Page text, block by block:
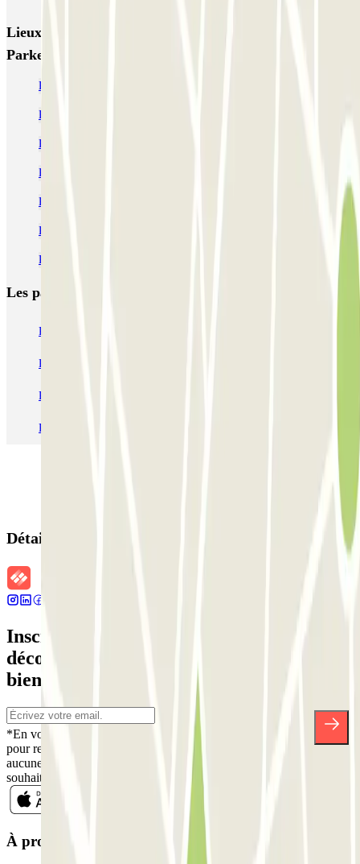
Lieux et événements intéressants à proximité Parkbee
Parkeergarage Nieuw West
Parking Sloterdijk pas cher
Parking Amsterdam Vondelpark pas cher
Parking Musée Van Gogh pas cher
Parking Amsterdam Zuid pas cher
Parking aéroport Amsterdam-Schiphol (AMS) pas cher
Parking Maison Anne Frank
Parking Westerpark (Amsterdam) pas cher
Les parkings les
Parking Paris
Parking Charles de Gaulle - Roissy Aeroport
Parking Aéroport Roland Garros La Réunion P4 Longue Durée
Parking Aéroport Barcelone
Détails de la réservation
Inscrivez-vous à notre newsletter et
découvrez des réductions, des concours et
bien d'autres surprises.
*En vous inscrivant, vous acceptez notre politique de confidentialité
pour recevoir des communications commerciales de Parclick. Sans
aucune obligation, vous pouvez vous désinscrire quand vous le
souhaitez dans la même newsletter.
À propos de Parclick